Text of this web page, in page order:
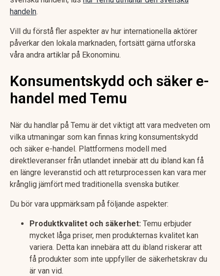
handeln.
Vill du förstå fler aspekter av hur internationella aktörer
påverkar den lokala marknaden, fortsätt gärna utforska
våra andra artiklar på Ekonominu.
Konsumentskydd och säker e-
handel med Temu
När du handlar på Temu är det viktigt att vara medveten om
vilka utmaningar som kan finnas kring konsumentskydd
och säker e-handel. Plattformens modell med
direktleveranser från utlandet innebär att du ibland kan få
en längre leveranstid och att returprocessen kan vara mer
krånglig jämfört med traditionella svenska butiker.
Du bör vara uppmärksam på följande aspekter:
Produktkvalitet och säkerhet: Temu erbjuder
mycket låga priser, men produkternas kvalitet kan
variera. Detta kan innebära att du ibland riskerar att
få produkter som inte uppfyller de säkerhetskrav du
är van vid.